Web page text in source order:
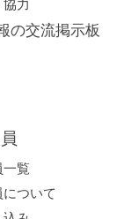
力
の交流掲示板
一覧
ついて